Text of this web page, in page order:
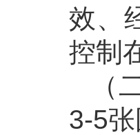
效、
控制
（
3-5